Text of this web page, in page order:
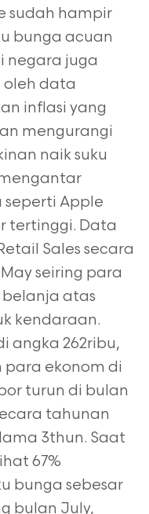
sudah hampir
bunga acuan
negara juga
oleh data
inflasi yang
mengurangi
naik suku
seperti Apple
tertinggi. Data
Sales secara
seiring para
atas
kendaraan.
angka 262ribu,
ekonom di
turun di bulan
tahunan
3thun. Saat
67%
bunga sebesar
bulan July,